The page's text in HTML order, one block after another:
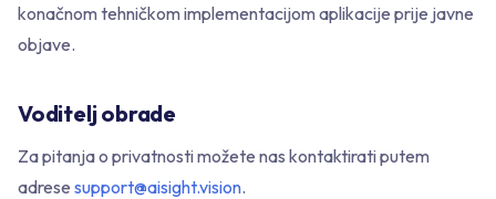
konačnom tehničkom implementacijom aplikacije prije javne
objave.
Voditelj obrade
Za pitanja o privatnosti možete nas kontaktirati putem
adrese support@aisight.vision.